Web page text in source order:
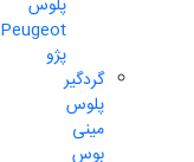
پلوس
Peugeot
پژو
گردگیر
پلوس
مینی
بوس